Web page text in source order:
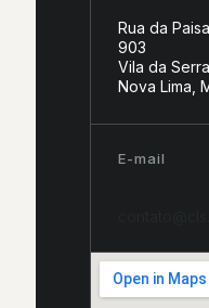
Rua da
903
Vila da Serra
Nova Lima,
E-mail